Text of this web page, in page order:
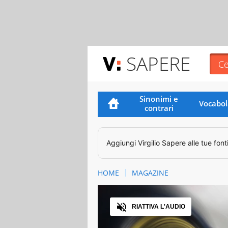
SAPERE
Sinonimi e
contrari
Aggiungi Virgilio Sapere alle tue
HOME MAGAZINE
Audio
RIATTIVA L'AUDIO